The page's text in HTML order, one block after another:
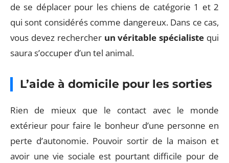
de se déplacer pour les chiens de catégorie 1 et 2
qui sont considérés comme dangereux. Dans ce cas,
vous devez rechercher un véritable spécialiste qui
saura s’occuper d’un tel animal.
L’aide à domicile pour les sorties
Rien de mieux que le contact avec le monde
extérieur pour faire le bonheur d’une personne en
perte d’autonomie. Pouvoir sortir de la maison et
avoir une vie sociale est pourtant difficile pour de